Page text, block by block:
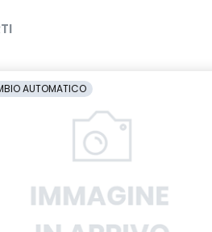
AUTOMATICO